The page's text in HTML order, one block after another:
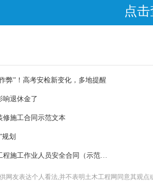
行。回复单位: 国家
点
弊”！高考安检新变化，多地提醒
响退休金了
修施工合同示范文本
划
施工作业人员安全合同（示范文本）
网友表达个人看法,并不表明土木工程网同意其观点